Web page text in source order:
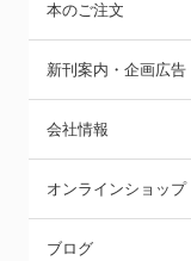
本のご注文
新刊案内・企画広告
会社情報
オンラインショップ
ブログ